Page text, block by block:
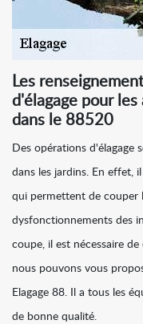
Les
d'élagage pour les
dans le 88520
Des opérations d'élagage
dans les jardins. En effet,
qui permettent de couper
dysfonctionnements des
coupe, il est nécessaire
nous pouvons vous
Elagage 88. Il a tous les
de bonne qualité.